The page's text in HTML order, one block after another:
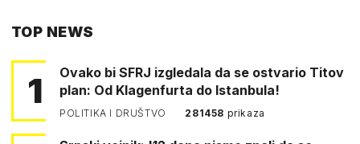
TOP NEWS
1
Ovako bi SFRJ izgledala da se ostvario Titov
plan: Od Klagenfurta do Istanbula!
POLITIKA I DRUŠTVO 281458 prikaza